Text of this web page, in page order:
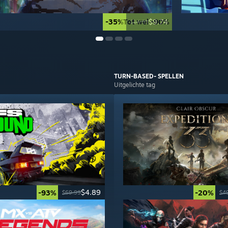
-35% $14.99$9.74
Tot wel -90%
-93% $69.99$4.89
TURN-BASED- SPELLEN
Uitgelichte tag
-20%